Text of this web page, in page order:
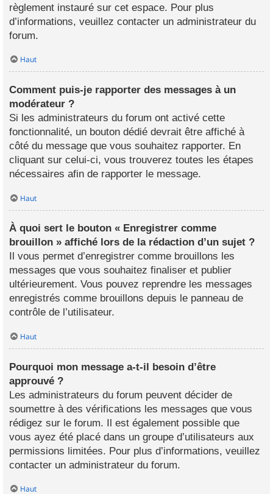
règlement instauré sur cet espace. Pour plus
d’informations, veuillez contacter un administrateur du
forum.
Haut
Comment puis-je rapporter des messages à un
modérateur ?
Si les administrateurs du forum ont activé cette
fonctionnalité, un bouton dédié devrait être affiché à
côté du message que vous souhaitez rapporter. En
cliquant sur celui-ci, vous trouverez toutes les étapes
nécessaires afin de rapporter le message.
Haut
À quoi sert le bouton « Enregistrer comme
brouillon » affiché lors de la rédaction d’un sujet ?
Il vous permet d’enregistrer comme brouillons les
messages que vous souhaitez finaliser et publier
ultérieurement. Vous pouvez reprendre les messages
enregistrés comme brouillons depuis le panneau de
contrôle de l’utilisateur.
Haut
Pourquoi mon message a-t-il besoin d’être
approuvé ?
Les administrateurs du forum peuvent décider de
soumettre à des vérifications les messages que vous
rédigez sur le forum. Il est également possible que
vous ayez été placé dans un groupe d’utilisateurs aux
permissions limitées. Pour plus d’informations, veuillez
contacter un administrateur du forum.
Haut